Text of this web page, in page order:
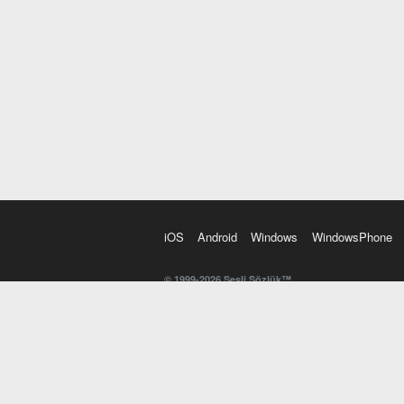
iOS Android Windows WindowsPhone
© 1999-2026 Sesli Sözlük™